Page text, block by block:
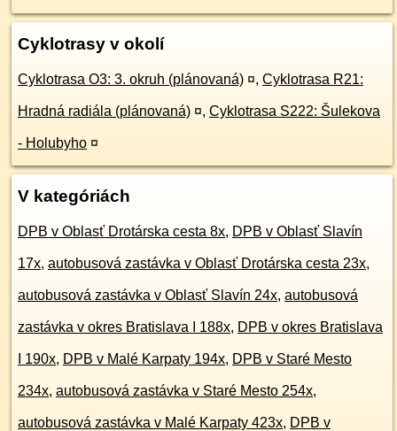
Cyklotrasy v okolí
Cyklotrasa O3: 3. okruh (plánovaná) ¤, Cyklotrasa R21:
Hradná radiála (plánovaná) ¤, Cyklotrasa S222: Šulekova
- Holubyho ¤
V kategóriách
DPB v Oblasť Drotárska cesta 8x, DPB v Oblasť Slavín
17x, autobusová zastávka v Oblasť Drotárska cesta 23x,
autobusová zastávka v Oblasť Slavín 24x, autobusová
zastávka v okres Bratislava I 188x, DPB v okres Bratislava
I 190x, DPB v Malé Karpaty 194x, DPB v Staré Mesto
234x, autobusová zastávka v Staré Mesto 254x,
autobusová zastávka v Malé Karpaty 423x, DPB v